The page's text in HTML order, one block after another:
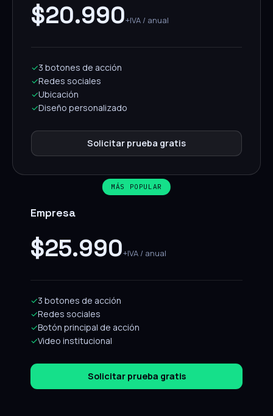
$20.990+IVA / anual
✓3 botones de acción
✓Redes sociales
✓Ubicación
✓Diseño personalizado
Solicitar prueba gratis
MÁS POPULAR
Empresa
$25.990+IVA / anual
✓3 botones de acción
✓Redes sociales
✓Botón principal de acción
✓Video institucional
Solicitar prueba gratis